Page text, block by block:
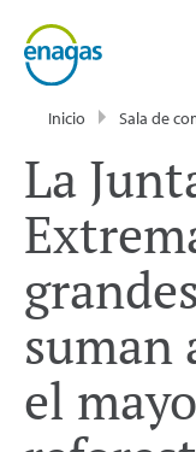
Inicio Sala de
La
suman
el